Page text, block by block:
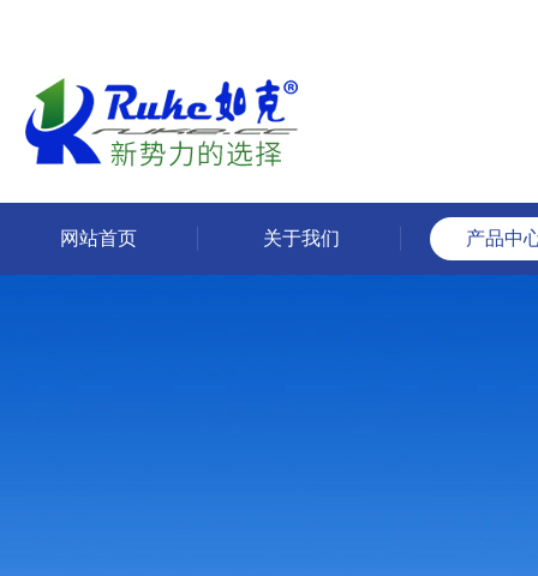
网站首页 关于我们 产品中